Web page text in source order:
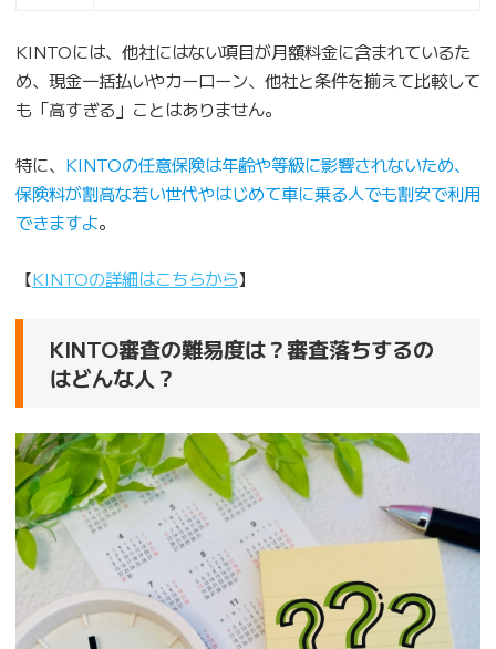
KINTOには、他社にはない項目が月額料金に含まれているた
め、現金一括払いやカーローン、他社と条件を揃えて比較して
も「高すぎる」ことはありません。
特に、 KINTOの任意保険は年齢や等級に影響されないため、
保険料が割高な若い世代やはじめて車に乗る人でも割安で利用
できますよ。
【KINTOの詳細はこちらから】
KINTO審査の難易度は？審査落ちするの
はどんな人？